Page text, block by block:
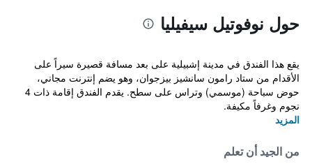
حول نوفوتيل سيفيليا
يقع هذا الفندق في مدينة إشبيلية على بعد مسافة قصيرة سيراً على
الأقدام من ستاد رامون سانشيز بيزجوان، وهو يضم إنترنت مجاني،
حوض سباحة (موسمي) وتراس على سطح. يقدم الفندق إقامة ذات 4
نجوم وغرفاً مكيفة.
المزيد
من الجيد أن تعلم